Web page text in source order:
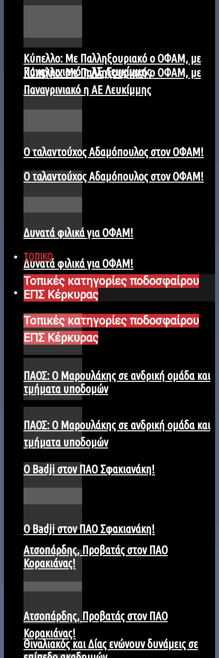
Kύπελλο: Με Παλληξουριακό ο ΟΦΑΜ, με
Παναγρινιακό η ΑΕ Λευκίμμης
Ο ταλαντούχος Αδαμόπουλος στον ΟΦΑΜ!
Δυνατά φιλικά για ΟΦΑΜ!
ΤΟΠΙΚΟ
Τοπικές κατηγορίες ποδοσφαίρου
ΕΠΣ Κέρκυρας
ΠΑΟΣ: Ο Μαρουλάκης σε ανδρική ομάδα και
τμήματα υποδομών
Ο Badji στον ΠΑΟ Σφακιανάκη!
Ατσοπάρδης, Προβατάς στον ΠΑΟ
Κορακιάνας!
Kύπελλο: Με Παλληξουριακό ο ΟΦΑΜ, με
Παναγρινιακό η ΑΕ Λευκίμμης
Ο ταλαντούχος Αδαμόπουλος στον ΟΦΑΜ!
Δυνατά φιλικά για ΟΦΑΜ!
ΤΟΠΙΚΟ
Τοπικές κατηγορίες ποδοσφαίρου
ΕΠΣ Κέρκυρας
ΠΑΟΣ: Ο Μαρουλάκης σε ανδρική ομάδα και
τμήματα υποδομών
Ο Badji στον ΠΑΟ Σφακιανάκη!
Ατσοπάρδης, Προβατάς στον ΠΑΟ
Κορακιάνας!
Θιναλιακός και Δίας ενώνουν δυνάμεις σε